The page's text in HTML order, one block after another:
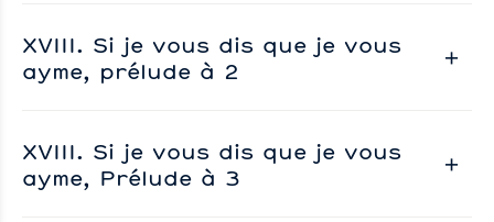
XVIII. Si je vous dis que je vous
ayme, prélude à 2
XVIII. Si je vous dis que je vous
ayme, Prélude à 3